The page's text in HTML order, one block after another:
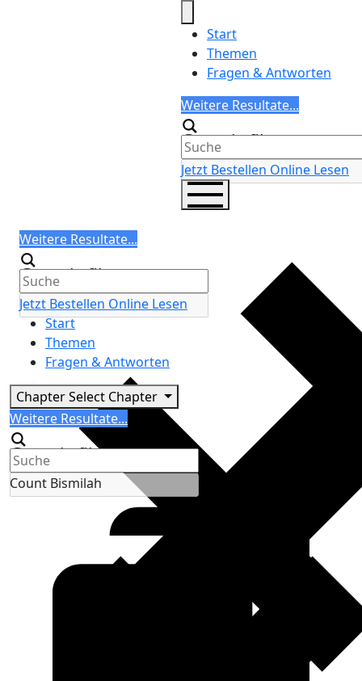
Start
Themen
Fragen & Antworten
Search
Weitere Resultate...
Generic filters
Jetzt Bestellen Online Lesen
Search
Weitere Resultate...
Generic filters
Jetzt Bestellen Online Lesen
Start
Themen
Fragen & Antworten
ChapterSelect Chapter
Search
Weitere Resultate...
Generic filters
Count Bismilah